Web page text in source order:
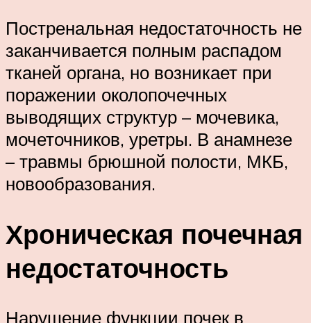
Постренальная недостаточность не
заканчивается полным распадом
тканей органа, но возникает при
поражении околопочечных
выводящих структур – мочевика,
мочеточников, уретры. В анамнезе
– травмы брюшной полости, МКБ,
новообразования.
Хроническая почечная
недостаточность
Нарушение функции почек в